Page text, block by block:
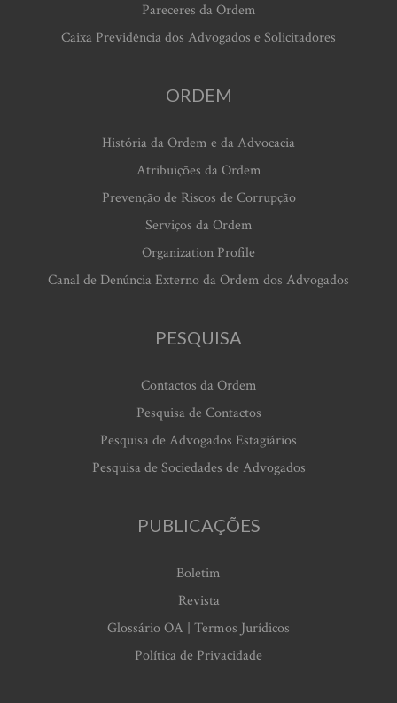
Pareceres da Ordem
Caixa Previdência dos Advogados e Solicitadores
ORDEM
História da Ordem e da Advocacia
Atribuições da Ordem
Prevenção de Riscos de Corrupção
Serviços da Ordem
Organization Profile
Canal de Denúncia Externo da Ordem dos Advogados
PESQUISA
Contactos da Ordem
Pesquisa de Contactos
Pesquisa de Advogados Estagiários
Pesquisa de Sociedades de Advogados
PUBLICAÇÕES
Boletim
Revista
Glossário OA | Termos Jurídicos
Política de Privacidade